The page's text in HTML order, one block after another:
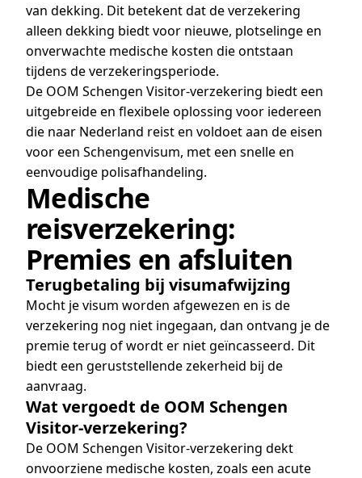
van dekking. Dit betekent dat de verzekering
alleen dekking biedt voor nieuwe, plotselinge en
onverwachte medische kosten die ontstaan
tijdens de verzekeringsperiode.
De OOM Schengen Visitor-verzekering biedt een
uitgebreide en flexibele oplossing voor iedereen
die naar Nederland reist en voldoet aan de eisen
voor een Schengenvisum, met een snelle en
eenvoudige polisafhandeling.
Medische
reisverzekering:
Premies en afsluiten
Terugbetaling bij visumafwijzing
Mocht je visum worden afgewezen en is de
verzekering nog niet ingegaan, dan ontvang je de
premie terug of wordt er niet geïncasseerd. Dit
biedt een geruststellende zekerheid bij de
aanvraag.
Wat vergoedt de OOM Schengen
Visitor-verzekering?
De OOM Schengen Visitor-verzekering dekt
onvoorziene medische kosten, zoals een acute